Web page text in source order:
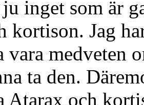
inget som är
kortison. Jag
vara medveten
ta den.
Atarax och